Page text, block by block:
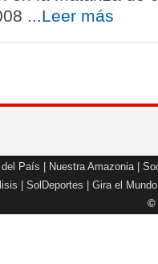
...Leer más
País Nuestra Amazonia|
SolDeportes Gira el Mundo
©